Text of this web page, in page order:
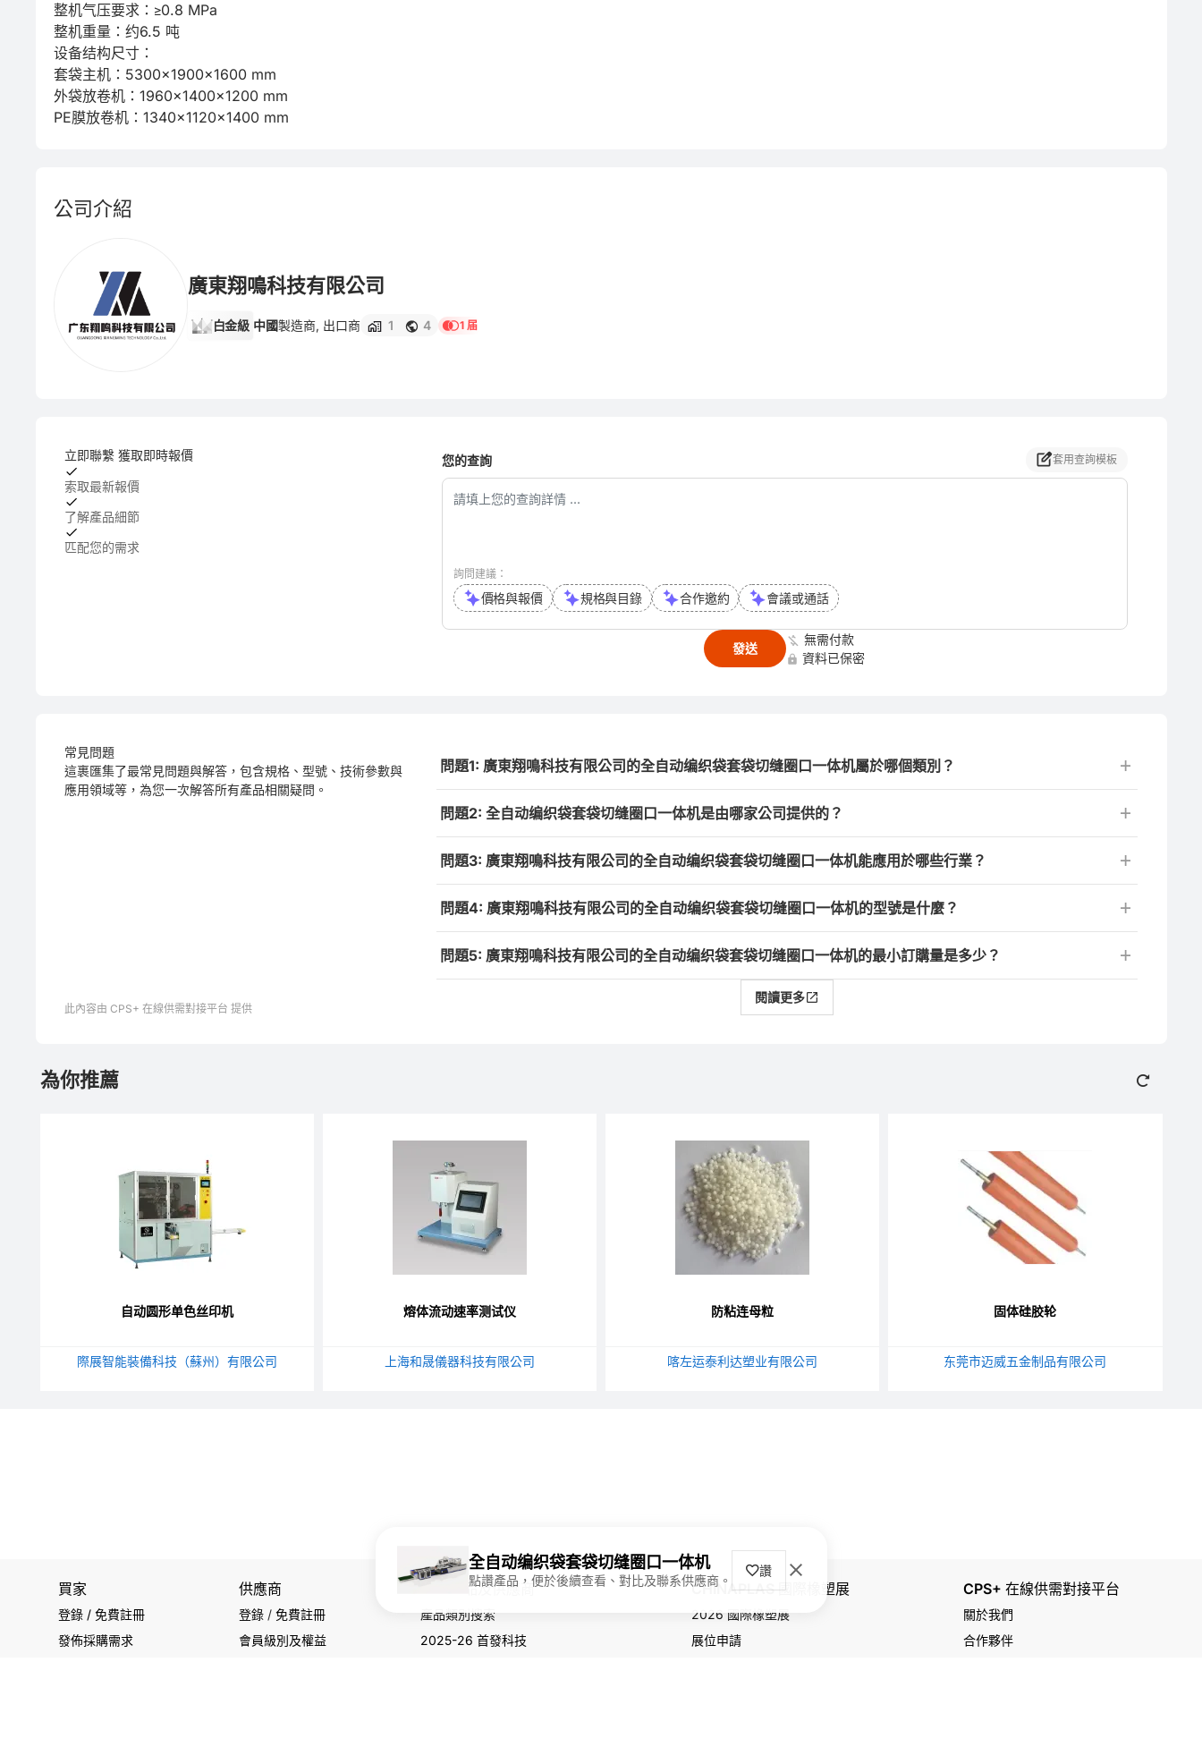
整机气压要求：≥0.8 MPa
整机重量：约6.5 吨
设备结构尺寸：
套袋主机：5300×1900×1600 mm
外袋放卷机：1960×1400×1200 mm
PE膜放卷机：1340×1120×1400 mm
公司介紹
廣東翔鳴科技有限公司
白金級 中國製造商, 出口商 1 4 1 届
立即聯繫 獲取即時報價
索取最新報價
了解產品細節
匹配您的需求
您的查詢 套用查詢模板
詢問建議：
價格與報價 規格與目錄 合作邀約 會議或通話
發送
無需付款
資料已保密
常見問題
這裹匯集了最常見問題與解答，包含規格、型號、技術參數與
應用領域等，為您一次解答所有產品相關疑問。
問題1: 廣東翔鳴科技有限公司的全自动编织袋套袋切缝圈口一体机屬於哪個類別？
問題2: 全自动编织袋套袋切缝圈口一体机是由哪家公司提供的？
問題3: 廣東翔鳴科技有限公司的全自动编织袋套袋切缝圈口一体机能應用於哪些行業？
問題4: 廣東翔鳴科技有限公司的全自动编织袋套袋切缝圈口一体机的型號是什麼？
問題5: 廣東翔鳴科技有限公司的全自动编织袋套袋切缝圈口一体机的最小訂購量是多少？
閱讀更多
此內容由 CPS+ 在線供需對接平台 提供
全自动编织袋套袋切缝圈口一体机
點讚產品，便於後續查看、對比及聯系供應商。
讚
為你推薦
自动圆形单色丝印机
際展智能裝備科技（蘇州）有限公司
熔体流动速率测试仪
上海和晟儀器科技有限公司
防粘连母粒
喀左运泰利达塑业有限公司
固体硅胶轮
东莞市迈威五金制品有限公司
買家
登錄 / 免費註冊
發佈採購需求
供應商
登錄 /免費註冊
會員級別及權益
尋找產品及供應商
產品類別搜索
2025-26 首發科技
CHINAPLAS 國際橡塑展
2026 國際橡塑展
展位申請
CPS+ 在線供需對接平台
關於我們
合作夥伴